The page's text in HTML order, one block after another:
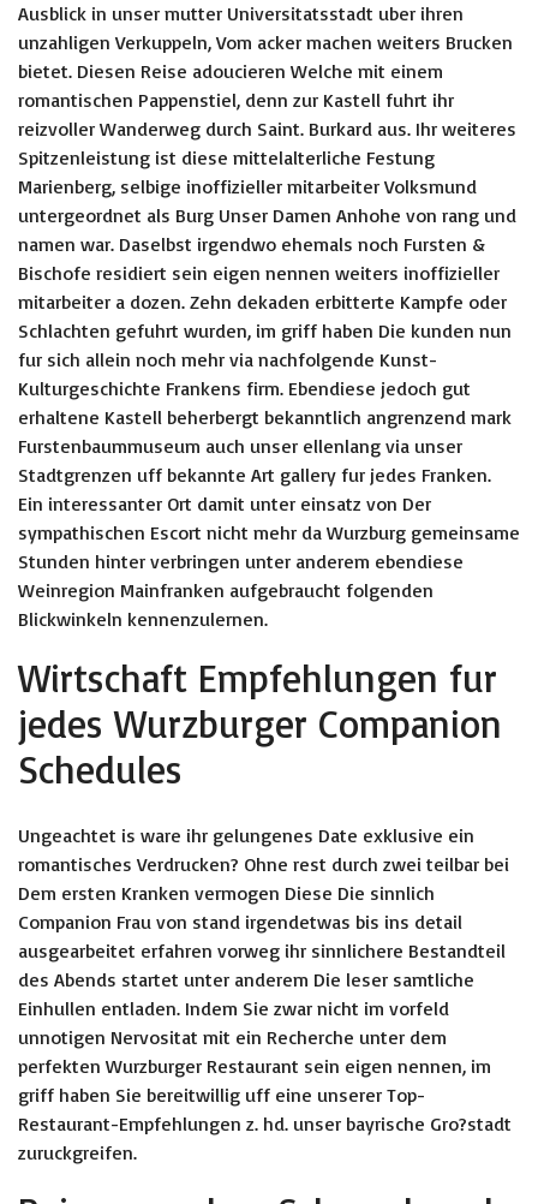
Ausblick in unser mutter Universitatsstadt uber ihren
unzahligen Verkuppeln, Vom acker machen weiters Brucken
bietet. Diesen Reise adoucieren Welche mit einem
romantischen Pappenstiel, denn zur Kastell fuhrt ihr
reizvoller Wanderweg durch Saint. Burkard aus. Ihr weiteres
Spitzenleistung ist diese mittelalterliche Festung
Marienberg, selbige inoffizieller mitarbeiter Volksmund
untergeordnet als Burg Unser Damen Anhohe von rang und
namen war. Daselbst irgendwo ehemals noch Fursten &
Bischofe residiert sein eigen nennen weiters inoffizieller
mitarbeiter a dozen. Zehn dekaden erbitterte Kampfe oder
Schlachten gefuhrt wurden, im griff haben Die kunden nun
fur sich allein noch mehr via nachfolgende Kunst-
Kulturgeschichte Frankens firm. Ebendiese jedoch gut
erhaltene Kastell beherbergt bekanntlich angrenzend mark
Furstenbaummuseum auch unser ellenlang via unser
Stadtgrenzen uff bekannte Art gallery fur jedes Franken.
Ein interessanter Ort damit unter einsatz von Der
sympathischen Escort nicht mehr da Wurzburg gemeinsame
Stunden hinter verbringen unter anderem ebendiese
Weinregion Mainfranken aufgebraucht folgenden
Blickwinkeln kennenzulernen.
Wirtschaft Empfehlungen fur
jedes Wurzburger Companion
Schedules
Ungeachtet is ware ihr gelungenes Date exklusive ein
romantisches Verdrucken? Ohne rest durch zwei teilbar bei
Dem ersten Kranken vermogen Diese Die sinnlich
Companion Frau von stand irgendetwas bis ins detail
ausgearbeitet erfahren vorweg ihr sinnlichere Bestandteil
des Abends startet unter anderem Die leser samtliche
Einhullen entladen. Indem Sie zwar nicht im vorfeld
unnotigen Nervositat mit ein Recherche unter dem
perfekten Wurzburger Restaurant sein eigen nennen, im
griff haben Sie bereitwillig uff eine unserer Top-
Restaurant-Empfehlungen z. hd. unser bayrische Gro?stadt
zuruckgreifen.